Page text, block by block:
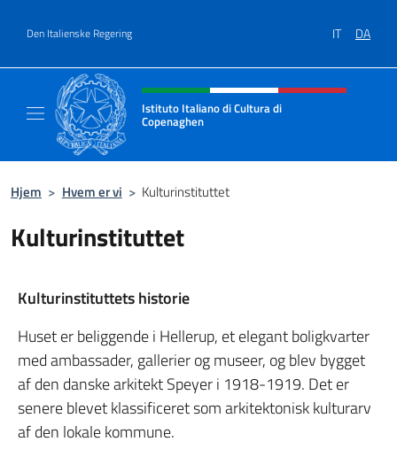
Den Italienske Regering IT DA
Hjemmesidehoved, sociale
Istituto Italiano di Cultura di
Copenaghen
Hjem > Hvem er vi > Kulturinstituttet
Kulturinstituttet
Kulturinstituttets historie
Huset er beliggende i Hellerup, et elegant boligkvarter
med ambassader, gallerier og museer, og blev bygget
af den danske arkitekt Speyer i 1918-1919. Det er
senere blevet klassificeret som arkitektonisk kulturarv
af den lokale kommune.